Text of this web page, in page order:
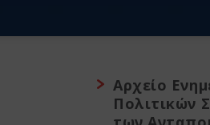
Αρχείο
Πολιτικών